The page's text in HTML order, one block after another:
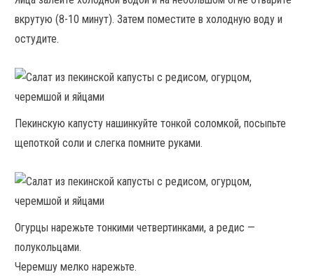
вкрутую (8-10 минут). Затем поместите в холодную воду и
остудите.
Пекинскую капусту нашинкуйте тонкой соломкой, посыпьте
щепоткой соли и слегка помните руками.
Огурцы нарежьте тонкими четвертинками, а редис —
полукольцами.
Черемшу мелко нарежьте.